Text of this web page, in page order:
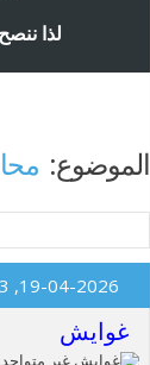
لذا
الموضوع:
19-04-2026,
غوايش